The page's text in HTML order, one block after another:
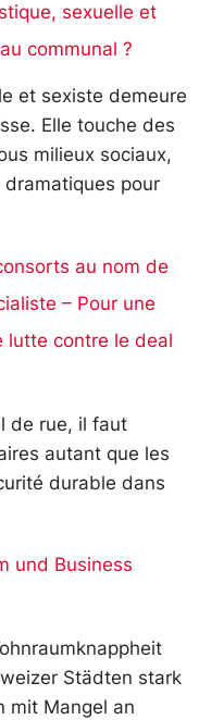
sexuelle et
communal ?
et sexiste demeure
Elle touche des
milieux sociaux,
pour
au nom de
– Pour une
lutte contre le deal
de rue, il faut
autant que les
durable dans
und Business
Städten stark
mit Mangel an